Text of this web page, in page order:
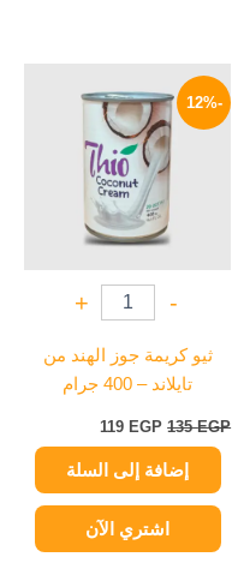
-12%
-
+
ثيو كريمة جوز الهند من
تايلاند – 400 جرام
135EGP
الأصلي
هو:
135 EGP.
119 EGP
الحالي
إضافة إلى السلة
اشتري الآن